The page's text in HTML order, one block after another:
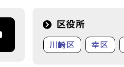
区役所
川崎区 幸区